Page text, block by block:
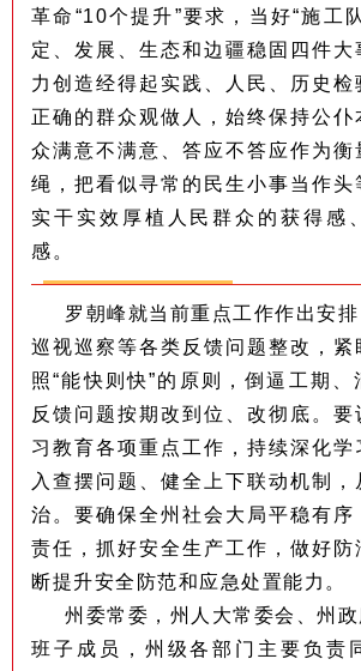
革命“10个提升”要求，当好“施工
定、发展、生态和边疆稳固四件大
力创造经得起实践、人民、历史检
正确的群众观做人，始终保持公仆
众满意不满意、答应不答应作为衡
绳，把看似寻常的民生小事当作头
实干实效厚植人民群众的获得感
感。
罗朝峰就当前重点工作作出安
巡视巡察等各类反馈问题整改，紧
照“能快则快”的原则，倒逼工期
反馈问题按期改到位、改彻底。要
习教育各项重点工作，持续深化学
入查摆问题、健全上下联动机制
治。要确保全州社会大局平稳有序
责任，抓好安全生产工作，做好防
断提升安全防范和应急处置能力。
州委常委，州人大常委会、州
班子成员，州级各部门主要负责